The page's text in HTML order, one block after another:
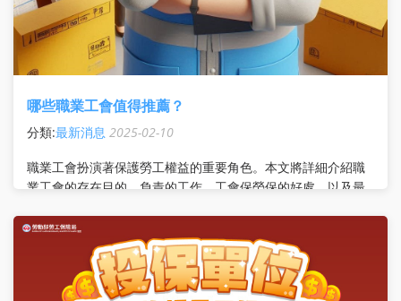
哪些職業工會值得推薦？
分類:最新消息 2025-02-10
職業工會扮演著保護勞工權益的重要角色。本文將詳細介紹職
業工會的存在目的、負責的工作、工會保勞保的好處，以及最
主要目的是保